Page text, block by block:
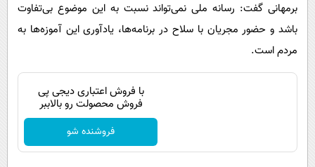
برمهانی گفت: رسانه ملی نمی‌تواند نسبت به این موضوع بی‌تفاوت
باشد و حضور مجریان با سلاح در برنامه‌ها، یادآوری این آموزه‌ها به
مردم است.
با فروش اعتباری دیجی پی
فروش محصولت رو بالاببر
فروشنده شو